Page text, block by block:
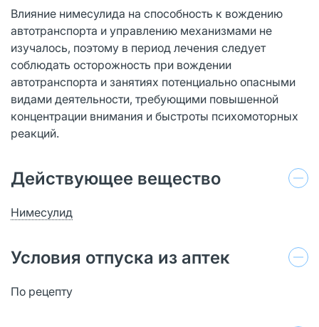
Влияние нимесулида на способность к вождению
автотранспорта и управлению механизмами не
изучалось, поэтому в период лечения следует
соблюдать осторожность при вождении
автотранспорта и занятиях потенциально опасными
видами деятельности, требующими повышенной
концентрации внимания и быстроты психомоторных
реакций.
Действующее вещество
Нимесулид
Условия отпуска из аптек
По рецепту